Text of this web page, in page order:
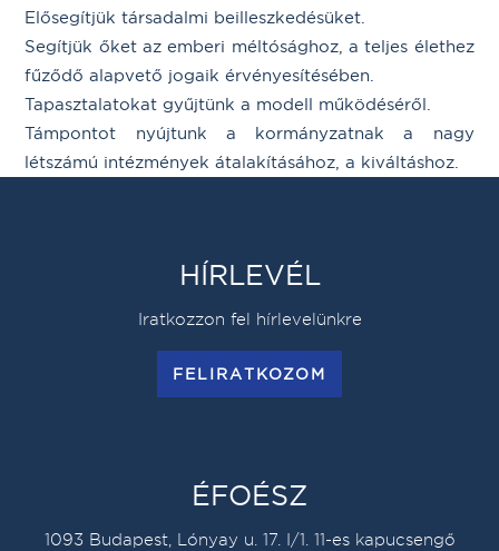
Elősegítjük társadalmi beilleszkedésüket.
Segítjük őket az emberi méltósághoz, a teljes élethez
fűződő alapvető jogaik érvényesítésében.
Tapasztalatokat gyűjtünk a modell működéséről.
Támpontot nyújtunk a kormányzatnak a nagy
létszámú intézmények átalakításához, a kiváltáshoz.
HÍRLEVÉL
Iratkozzon fel hírlevelünkre
FELIRATKOZOM
ÉFOÉSZ
1093 Budapest, Lónyay u. 17. I/1. 11-es kapucsengő